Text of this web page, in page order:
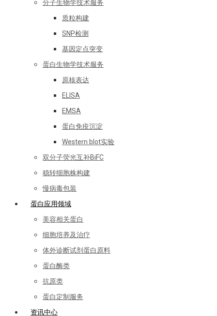
分子生物学技术服务
质粒构建
SNP检测
基因定点突变
蛋白生物学技术服务
原核表达
ELISA
EMSA
蛋白免疫沉淀
Western blot实验
双分子荧光互补BiFC
稳转细胞株构建
慢病毒包装
蛋白应用领域
美容相关蛋白
细胞培养及治疗
体外诊断试剂蛋白原料
蛋白酶类
抗原类
蛋白定制服务
资讯中心